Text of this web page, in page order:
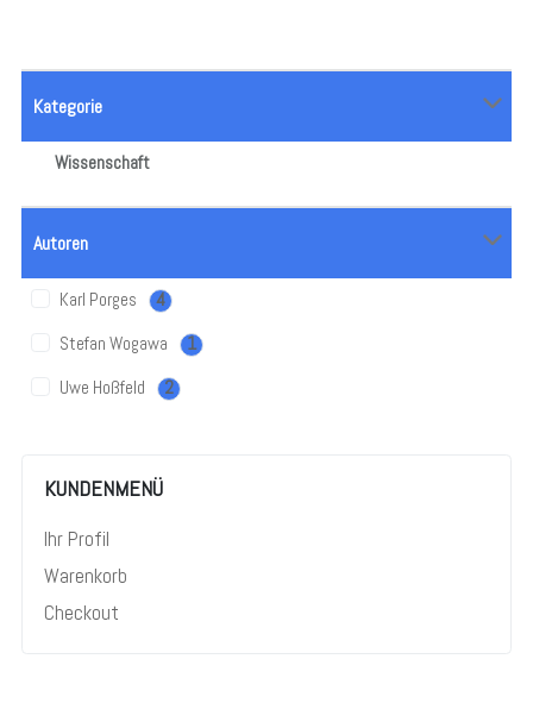
Kategorie
Wissenschaft
Autoren
Karl Porges 4
Stefan Wogawa 1
Uwe Hoßfeld 2
KUNDENMENÜ
Ihr Profil
Warenkorb
Checkout